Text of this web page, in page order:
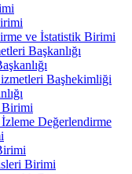
ve İstatistik Birimi
Başkanlığı
Başhekimliği
Birimi
Değerlendirme
Birimi